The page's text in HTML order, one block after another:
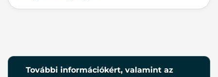
További információkért, valamint az